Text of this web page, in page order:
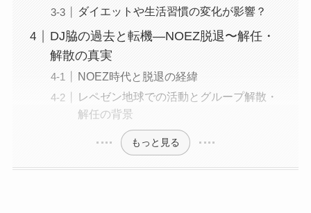
ダイエットや生活習慣の変化が影響？
DJ脇の過去と転機―NOEZ脱退〜解任・
解散の真実
NOEZ時代と脱退の経緯
レペゼン地球での活動とグループ解散・
解任の背景
もっと見る